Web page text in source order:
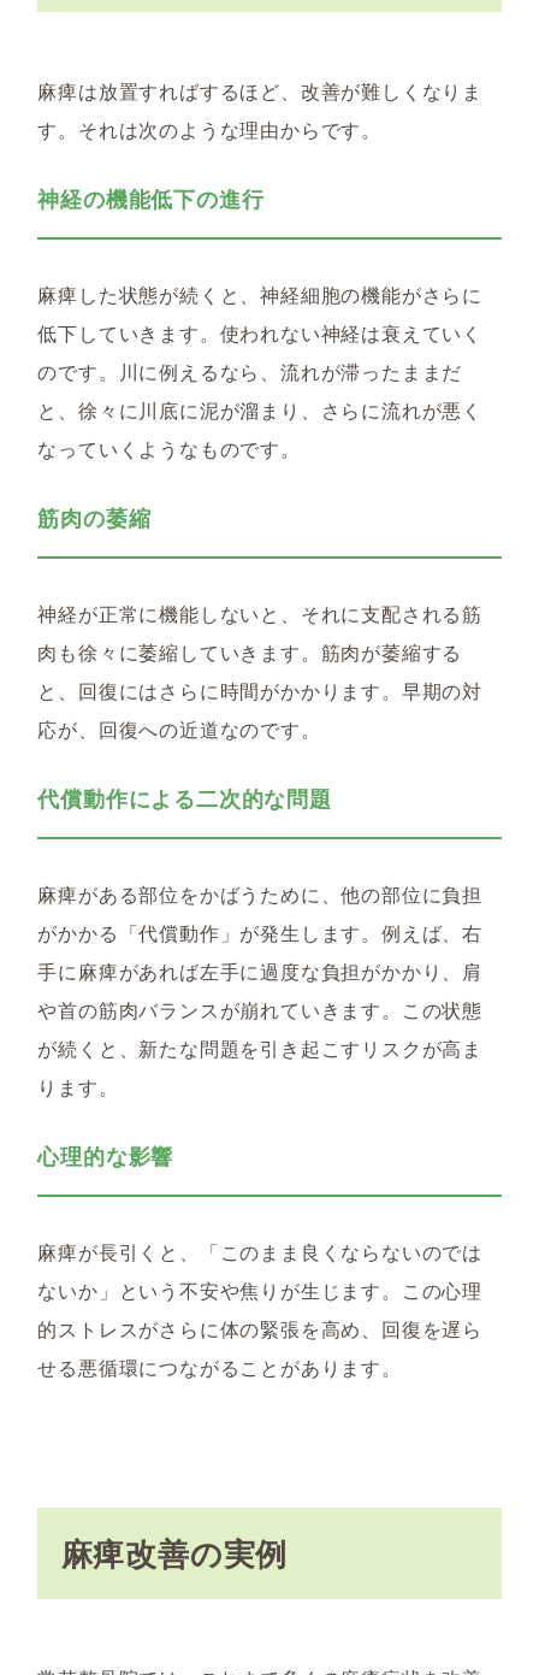
麻痺は放置すればするほど、改善が難しくなりま
す。それは次のような理由からです。
神経の機能低下の進行
麻痺した状態が続くと、神経細胞の機能がさらに
低下していきます。使われない神経は衰えていく
のです。川に例えるなら、流れが滞ったままだ
と、徐々に川底に泥が溜まり、さらに流れが悪く
なっていくようなものです。
筋肉の萎縮
神経が正常に機能しないと、それに支配される筋
肉も徐々に萎縮していきます。筋肉が萎縮する
と、回復にはさらに時間がかかります。早期の対
応が、回復への近道なのです。
代償動作による二次的な問題
麻痺がある部位をかばうために、他の部位に負担
がかかる「代償動作」が発生します。例えば、右
手に麻痺があれば左手に過度な負担がかかり、肩
や首の筋肉バランスが崩れていきます。この状態
が続くと、新たな問題を引き起こすリスクが高ま
ります。
心理的な影響
麻痺が長引くと、「このまま良くならないのでは
ないか」という不安や焦りが生じます。この心理
的ストレスがさらに体の緊張を高め、回復を遅ら
せる悪循環につながることがあります。
麻痺改善の実例